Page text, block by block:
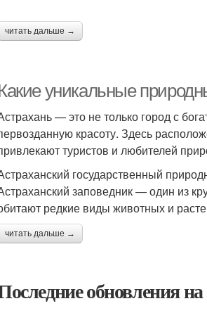
читать дальше →
уникальные
— это не только город с
красоту. Здесь
туристов и любителей
государственный
заповедник — один из
редкие виды животных и
читать дальше →
обновления на